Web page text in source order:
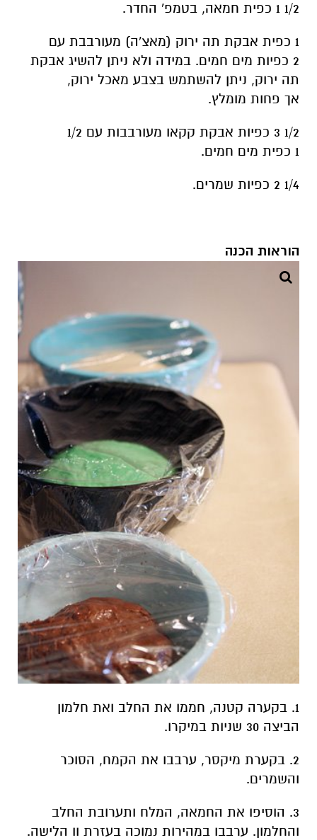
1/2 1 כפית חמאה, בטמפ' החדר.
1 כפית אבקת תה ירוק (מאצ'ה) מעורבבת עם
2 כפיות מים חמים. במידה ולא ניתן להשיג אבקת
תה ירוק, ניתן להשתמש בצבע מאכל ירוק,
אך פחות מומלץ.
1/2 3 כפיות אבקת קקאו מעורבבות עם 1/2
1 כפית מים חמים.
1/4 2 כפיות שמרים.
הוראות הכנה
1. בקערה קטנה, חממו את החלב ואת חלמון
הביצה 30 שניות במיקרו.
2. בקערת מיקסר, ערבבו את הקמח, הסוכר
והשמרים.
3. הוסיפו את החמאה, המלח ותערובת החלב
והחלמון. ערבבו במהירות נמוכה בעזרת וו הלישה.